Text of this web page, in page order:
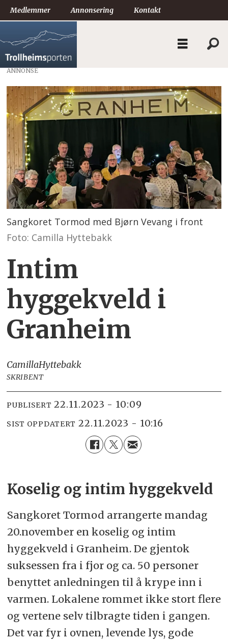
Medlemmer Annonsering Kontakt
ANNONSE
Sangkoret Tormod med Bjørn Vevang i front
Foto: Camilla Hyttebakk
Intim
hyggekveld i
Granheim
CamillaHyttebakk
SKRIBENT
PUBLISERT 22.11.2023 - 10:09
SIST OPPDATERT 22.11.2023 - 10:16
Koselig og intim hyggekveld
Sangkoret Tormod arrangerte mandag
20.november en koselig og intim
hyggekveld i Granheim. De gjentok
suksessen fra i fjor og ca. 50 personer
benyttet anledningen til å krype inn i
varmen. Lokalene rommet ikke stort flere
og vertene selv tilbragte tiden i gangen.
Det var fyr i ovnen, levende lys, gode